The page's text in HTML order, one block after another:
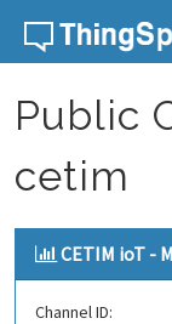
Skip to content
Public
cetim
CETIM ioT -
Channel ID: